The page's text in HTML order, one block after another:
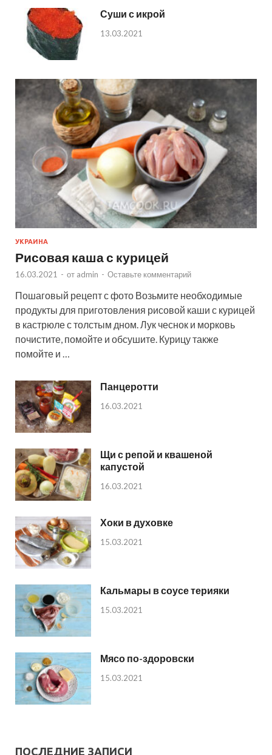
Суши с икрой
13.03.2021
УКРАИНА
Рисовая каша с курицей
16.03.2021 - от admin - Оставьте комментарий
Пошаговый рецепт с фото Возьмите необходимые
продукты для приготовления рисовой каши с курицей
в кастрюле с толстым дном. Лук чеснок и морковь
почистите, помойте и обсушите. Курицу также
помойте и …
Панцеротти
16.03.2021
Щи с репой и квашеной
капустой
16.03.2021
Хоки в духовке
15.03.2021
Кальмары в соусе терияки
15.03.2021
Мясо по-здоровски
15.03.2021
ПОСЛЕДНИЕ ЗАПИСИ